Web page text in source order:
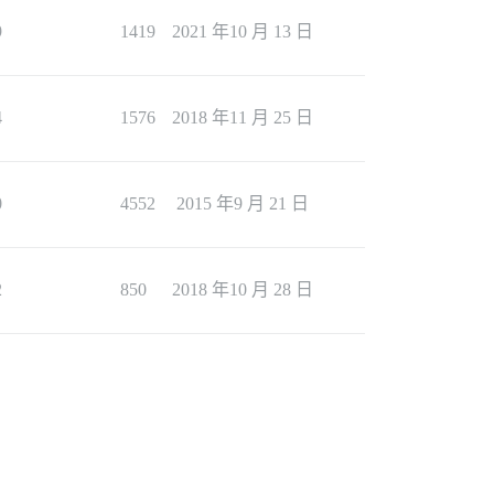
1419 2021 年10 月 13 日
1576 2018 年11 月 25 日
4552 2015 年9 月 21 日
850 2018 年10 月 28 日